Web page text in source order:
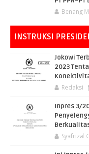
Benang
INSTRUKSI
Jokowi
2023
Redaksi
Inpres 3/
Syafrizal